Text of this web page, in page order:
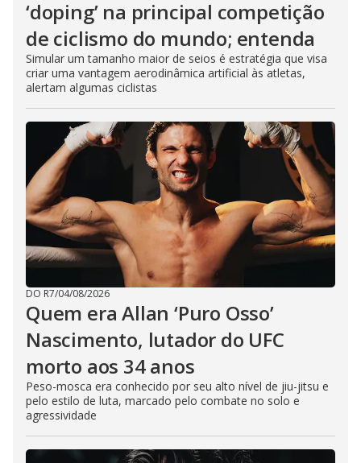
‘doping’ na principal competição
de ciclismo do mundo; entenda
Simular um tamanho maior de seios é estratégia que visa
criar uma vantagem aerodinâmica artificial às atletas,
alertam algumas ciclistas
DO R7/04/08/2026
Quem era Allan ‘Puro Osso’
Nascimento, lutador do UFC
morto aos 34 anos
Peso-mosca era conhecido por seu alto nível de jiu-jitsu e
pelo estilo de luta, marcado pelo combate no solo e
agressividade